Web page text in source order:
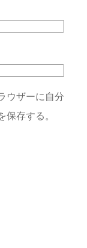
ウザーに自分
存する。